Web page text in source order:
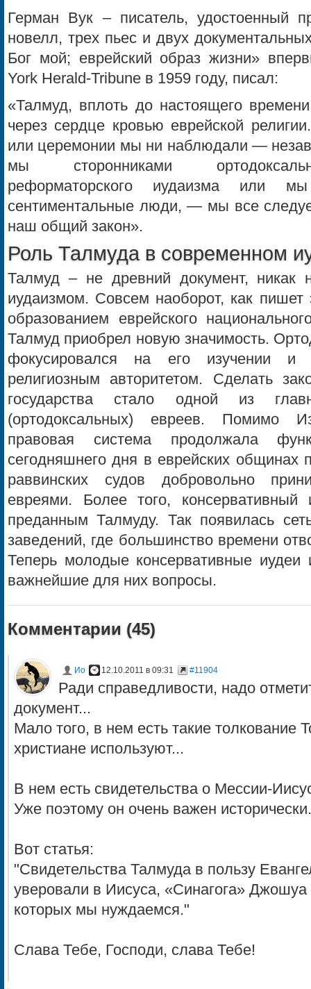
Герман Вук – писатель, удостоенный
новелл, трех пьес и двух
Бог мой; еврейский образ жизни»
York Herald-Tribune в 1959 году, писал:
«Талмуд, вплоть до настоящего
через сердце кровью еврейской
или церемонии мы ни наблюдали —
мы сторонниками
реформаторского иудаизма или
сентиментальные люди, — мы все
наш общий закон».
Роль Талмуда в современном
Талмуд – не древний документ,
иудаизмом. Совсем наоборот, как пишет
образованием еврейского
Талмуд приобрел новую значимость.
фокусировался на его изучении и
религиозным авторитетом. Сделать
государства стало одной из
(ортодоксальных) евреев. Помимо
правовая система продолжала
сегодняшнего дня в еврейских
раввинских судов добровольно
евреями. Более того, консервативный
преданным Талмуду. Так появилась
заведений, где большинство времени
Теперь молодые консервативные
важнейшие для них вопросы.
Комментарии (45)
Ио 12.10.2011 в 09:31 #11904
Ради справедливости, надо
документ...
Мало того, в нем есть такие толкование
христиане используют...
В нем есть свидетельства о Мессии-
Уже поэтому он очень важен исторически.
Вот статья:
"Свидетельства Талмуда в пользу
уверовали в Иисуса, «Синагога»
которых мы нуждаемся."
Слава Тебе, Господи, слава Тебе!